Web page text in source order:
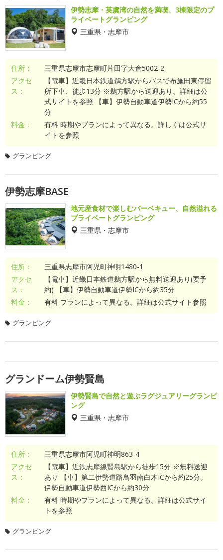
伊勢志摩・英虞湾の自然を満喫、3棟限定のプ
ライベートグランピング
三重県・志摩市
住所：
三重県志摩市志摩町片田字大倉5002-2
アクセ
ス：
【電車】近畿日本鉄道鵜方駅からバスで布施田東停留
所下車、徒歩13分 ※鵜方駅から送迎あり。詳細は公
式サイトを参照 【車】伊勢自動車道伊勢ICから約55
分
料金：
有料 時期やプランによって異なる。詳しくは公式サ
イトを参照
グランピング
伊勢志摩BASE
地元産食材で楽しむバーベキュー、自然溢れる
プライベートグランピング
三重県・志摩市
住所：
三重県志摩市阿児町神明1480-1
アクセ
ス：
【電車】近畿日本鉄道鵜方駅から無料送迎あり(要予
約) 【車】伊勢自動車道伊勢ICから約35分
料金：
有料 プランによって異なる。詳細は公式サイト参照
グランピング
グランドーム伊勢賢島
伊勢賢島で自然と遊ぶラグジュアリーグランピ
ング
三重県・志摩市
住所：
三重県志摩市阿児町神明863-4
アクセ
ス：
【電車】近鉄志摩線賢島駅から徒歩15分 ※無料送迎
あり 【車】第二伊勢道路鳥羽南白木ICから約25分。
伊勢自動車道伊勢西ICから約30分
料金：
有料 時期やプランによって異なる。詳細は公式サイ
トを参照
グランピング